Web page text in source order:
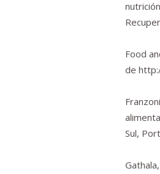
Food
de
Sul,